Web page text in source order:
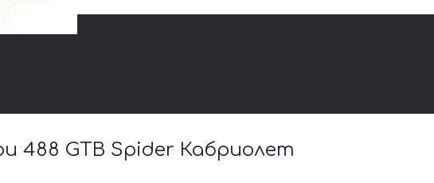
488 GTB Spider Кабриолет